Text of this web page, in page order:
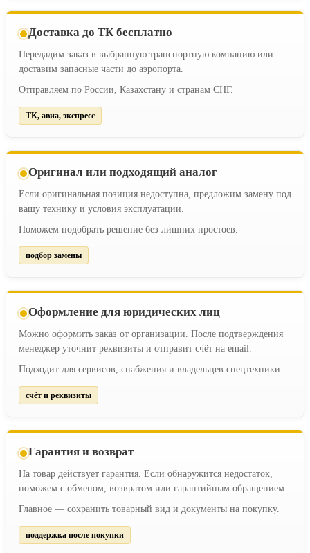
Доставка до ТК бесплатно
Передадим заказ в выбранную транспортную компанию или
доставим запасные части до аэропорта.
Отправляем по России, Казахстану и странам СНГ.
ТК, авиа, экспресс
Оригинал или подходящий аналог
Если оригинальная позиция недоступна, предложим замену под
вашу технику и условия эксплуатации.
Поможем подобрать решение без лишних простоев.
подбор замены
Оформление для юридических лиц
Можно оформить заказ от организации. После подтверждения
менеджер уточнит реквизиты и отправит счёт на email.
Подходит для сервисов, снабжения и владельцев спецтехники.
счёт и реквизиты
Гарантия и возврат
На товар действует гарантия. Если обнаружится недостаток,
поможем с обменом, возвратом или гарантийным обращением.
Главное — сохранить товарный вид и документы на покупку.
поддержка после покупки